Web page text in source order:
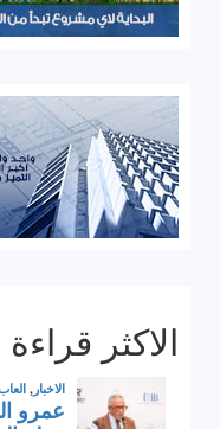
الاكثر قراءة